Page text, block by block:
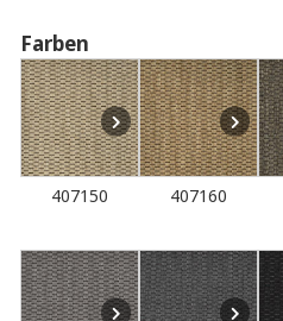
Farben
407150 407160